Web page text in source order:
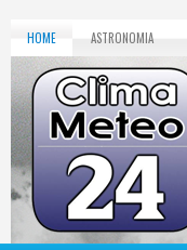
HOME ASTRONOMIA